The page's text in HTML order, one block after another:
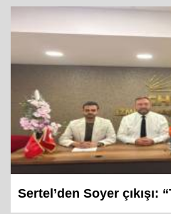
Sertel’den Soyer çıkışı: